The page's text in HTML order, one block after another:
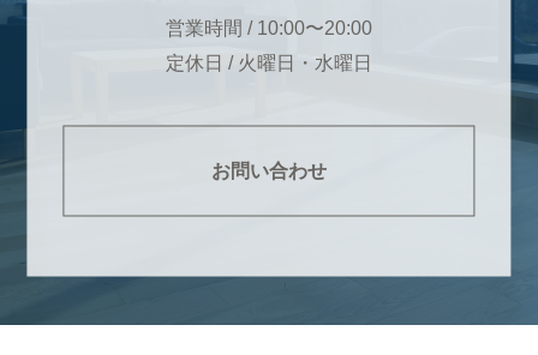
営業時間 / 10:00〜20:00
定休日 / 火曜日・水曜日
お問い合わせ